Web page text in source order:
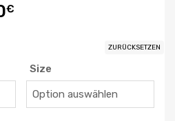
€
Size
ZURÜCKSETZEN